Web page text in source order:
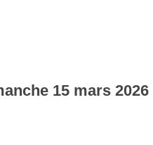
15 mars 2026